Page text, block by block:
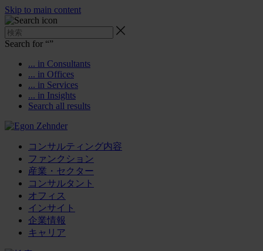
Skip to main content
Search for “”
... in Consultants
... in Offices
... in Services
... in Insights
Search all results
コンサルティング内容
ファンクション
産業・セクター
コンサルタント
オフィス
インサイト
企業情報
キャリア